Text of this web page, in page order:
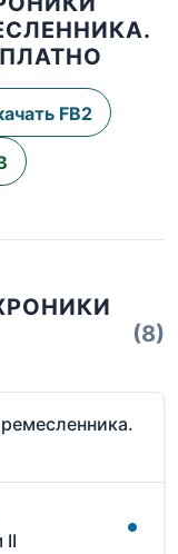
FB2
(8)
II